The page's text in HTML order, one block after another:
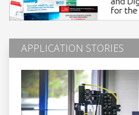
APPLICATION STORIES